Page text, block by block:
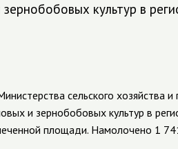
культур в
сельского хозяйства
и зернобобовых культур в
площади. Намолочено 1